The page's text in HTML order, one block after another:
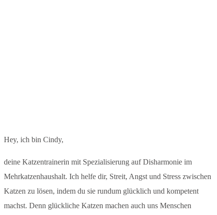
Hey, ich bin Cindy,
deine Katzentrainerin mit Spezialisierung auf Disharmonie im
Mehrkatzenhaushalt. Ich helfe dir, Streit, Angst und Stress zwischen
Katzen zu lösen, indem du sie rundum glücklich und kompetent
machst. Denn glückliche Katzen machen auch uns Menschen